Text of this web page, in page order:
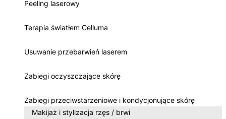
Peeling laserowy
Terapia światłem Celluma
Usuwanie przebarwień laserem
Zabiegi oczyszczające skórę
Zabiegi przeciwstarzeniowe i kondycjonujące skórę
Makijaż i stylizacja rzęs / brwi